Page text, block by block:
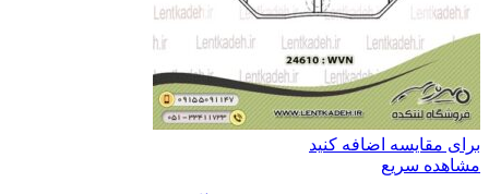
برای مقایسه اضافه کنید
مشاهده سریع